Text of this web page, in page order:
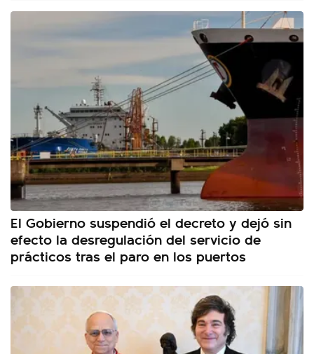
El Gobierno suspendió el decreto y dejó sin
efecto la desregulación del servicio de
prácticos tras el paro en los puertos